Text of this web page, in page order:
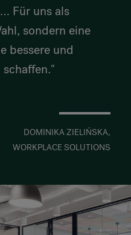
Für uns als
sondern eine
bessere und
DOMINIKA ZIELIŃSKA,
WORKPLACE SOLUTIONS